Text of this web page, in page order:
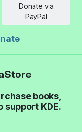
Donate via
PayPal
books,
support KDE.